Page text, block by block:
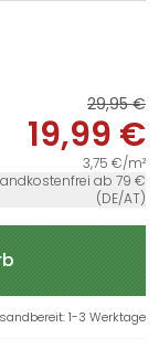
29,95 €
19,99 €
3,75 €/m²
ab 79 €
(DE/AT)
: 1-3 Werktage